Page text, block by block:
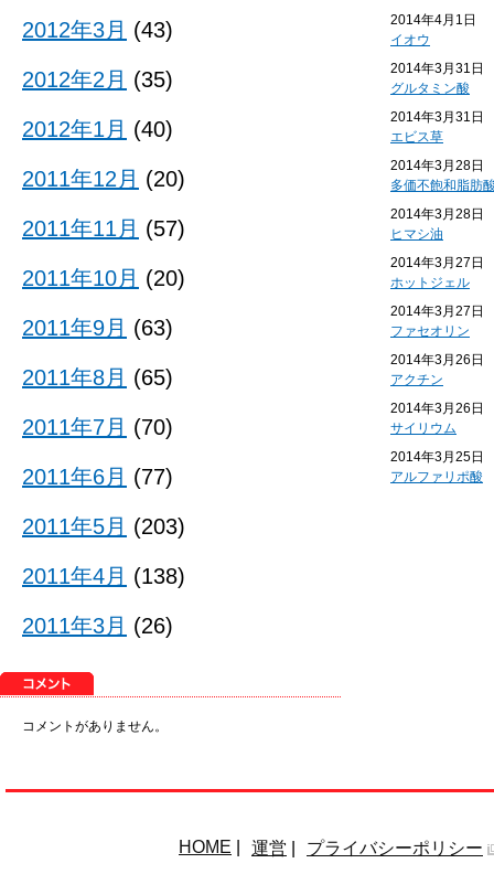
2014年4月1日
イオウ
2014年3月31日
グルタミン酸
2014年3月31日
エビス草
2014年3月28日
多価不飽和脂肪
2014年3月28日
ヒマシ油
2014年3月27日
ホットジェル
2014年3月27日
ファセオリン
2014年3月26日
アクチン
2014年3月26日
サイリウム
2014年3月25日
アルファリポ酸
2012年3月 (43)
2012年2月 (35)
2012年1月 (40)
2011年12月 (20)
2011年11月 (57)
2011年10月 (20)
2011年9月 (63)
2011年8月 (65)
2011年7月 (70)
2011年6月 (77)
2011年5月 (203)
2011年4月 (138)
2011年3月 (26)
コメントがありません。
HOME 運営 プライバシーポリシー